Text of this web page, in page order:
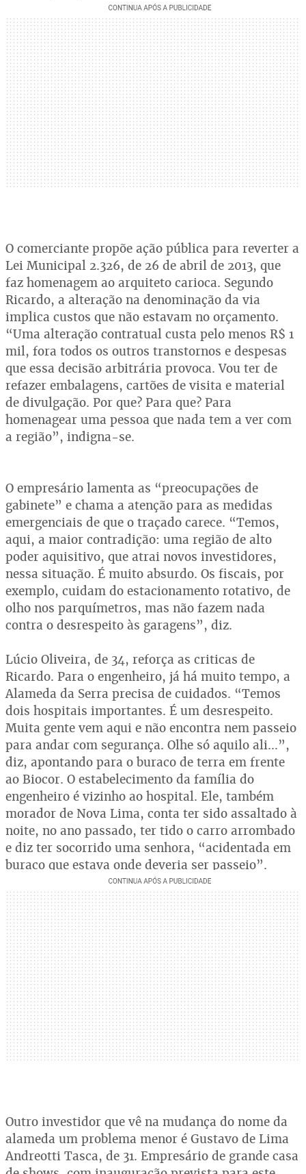
O comerciante propõe ação pública para reverter a
Lei Municipal 2.326, de 26 de abril de 2013, que
faz homenagem ao arquiteto carioca. Segundo
Ricardo, a alteração na denominação da via
implica custos que não estavam no orçamento.
“Uma alteração contratual custa pelo menos R$ 1
mil, fora todos os outros transtornos e despesas
que essa decisão arbitrária provoca. Vou ter de
refazer embalagens, cartões de visita e material
de divulgação. Por que? Para que? Para
homenagear uma pessoa que nada tem a ver com
a região”, indigna-se.
O empresário lamenta as “preocupações de
gabinete” e chama a atenção para as medidas
emergenciais de que o traçado carece. “Temos,
aqui, a maior contradição: uma região de alto
poder aquisitivo, que atrai novos investidores,
nessa situação. É muito absurdo. Os fiscais, por
exemplo, cuidam do estacionamento rotativo, de
olho nos parquímetros, mas não fazem nada
contra o desrespeito às garagens”, diz.
Lúcio Oliveira, de 34, reforça as criticas de
Ricardo. Para o engenheiro, já há muito tempo, a
Alameda da Serra precisa de cuidados. “Temos
dois hospitais importantes. É um desrespeito.
Muita gente vem aqui e não encontra nem passeio
para andar com segurança. Olhe só aquilo ali…”,
diz, apontando para o buraco de terra em frente
ao Biocor. O estabelecimento da família do
engenheiro é vizinho ao hospital. Ele, também
morador de Nova Lima, conta ter sido assaltado à
noite, no ano passado, ter tido o carro arrombado
e diz ter socorrido uma senhora, “acidentada em
buraco que estava onde deveria ser passeio”.
Outro investidor que vê na mudança do nome da
alameda um problema menor é Gustavo de Lima
Andreotti Tasca, de 31. Empresário de grande casa